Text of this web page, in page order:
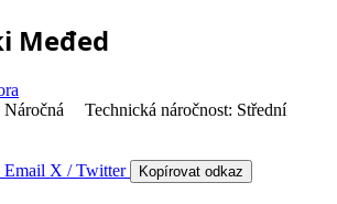
Međed
Technická náročnost: Střední
Email X / Twitter Kopírovat odkaz